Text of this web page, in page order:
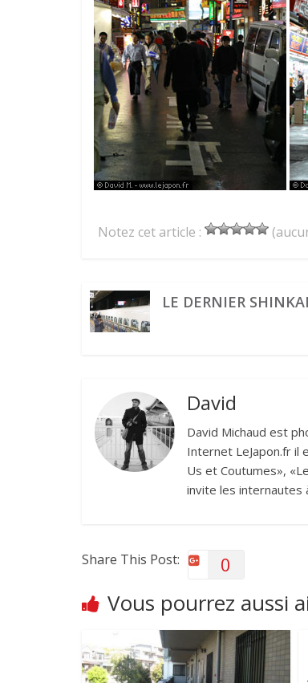
Notez cet article :
LE DERNIER
David
David Michaud est
Internet LeJapon.fr il
Us et Coutumes»,
invite les internautes
Share This Post: 0
Vous pourrez aussi